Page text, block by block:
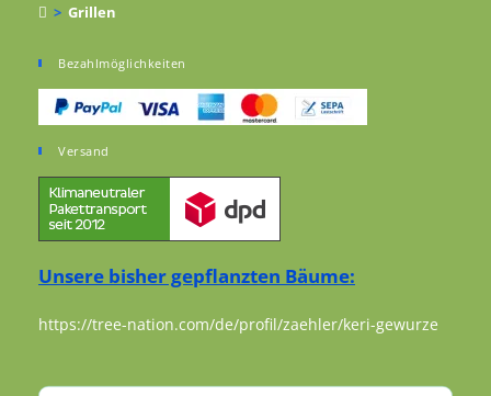
> Grillen
Bezahlmöglichkeiten
Versand
Unsere bisher gepflanzten Bäume:
https://tree-nation.com/de/profil/zaehler/keri-gewurze